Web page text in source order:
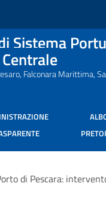
Sistema
Falconara Marittima,
di Pescara: